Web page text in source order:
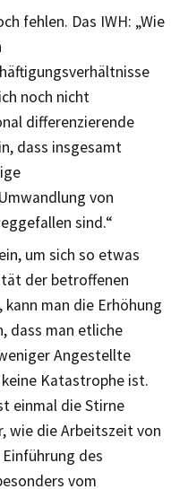
fehlen. Das IWH: „Wie
noch nicht
differenzierende
dass insgesamt
von
sind.“
um sich so etwas
der betroffenen
man die Erhöhung
dass man etliche
Angestellte
Katastrophe ist.
einmal die Stirne
wie die Arbeitszeit von
des
vom